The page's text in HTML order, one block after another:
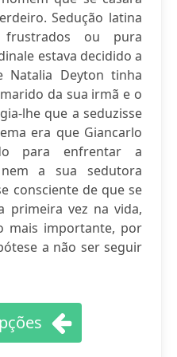
Sedução latina
frustrados ou pura
estava decidido a
Natalia Deyton tinha
da sua irmã e o
lhe que a seduzisse
era que Giancarlo
para enfrentar a
a sua sedutora
consciente de que se
primeira vez na vida,
mais importante, por
a não ser seguir